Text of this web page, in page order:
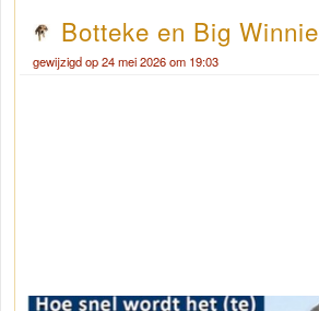
Botteke en Big Winnie
gewijzigd op 24 mei 2026 om 19:03